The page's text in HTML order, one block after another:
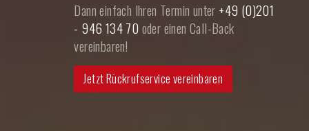
Dann einfach Ihren Termin unter +49 (0)201
- 946 134 70 oder einen Call-Back
vereinbaren!
Jetzt Rückrufservice vereinbaren